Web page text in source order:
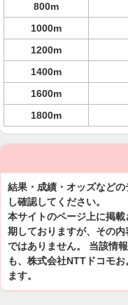
800m
1000m
1200m
1400m
1600m
1800m
結果・成績・オッズなど
し確認してください。
本サイトのページ上に掲
期しておりますが、その
ではありません。 当該情
も、株式会社NTTドコモ
ます。